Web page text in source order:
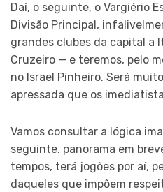
Daí, o seguinte, o Vargiério
Divisão Principal,
grandes clubes da capital a
Cruzeiro — e teremos, pelo
no Israel Pinheiro. Será
apressada que os
Vamos consultar a lógica
seguinte. panorama em
tempos, terá jogões por aí,
daqueles que impõem